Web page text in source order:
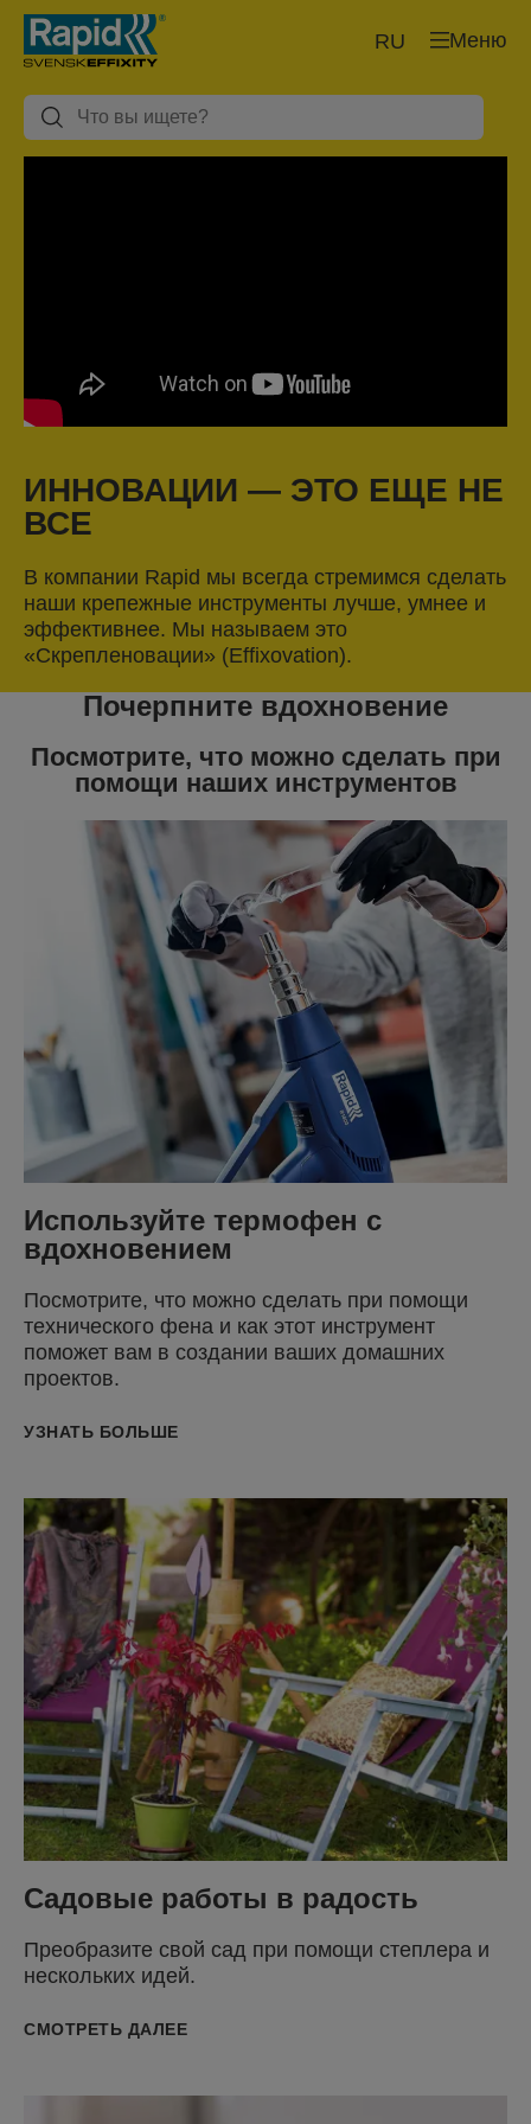
Меню
RU
ИННОВАЦИИ — ЭТО ЕЩЕ НЕ
ВСЕ
В компании Rapid мы всегда стремимся сделать
наши крепежные инструменты лучше, умнее и
эффективнее. Мы называем это
«Скрепленовации» (Effixovation).
Почерпните вдохновение
Посмотрите, что можно сделать при
помощи наших инструментов
Используйте термофен с
вдохновением
Посмотрите, что можно сделать при помощи
технического фена и как этот инструмент
поможет вам в создании ваших домашних
проектов.
УЗНАТЬ БОЛЬШЕ
Садовые работы в радость
Преобразите свой сад при помощи степлера и
нескольких идей.
СМОТРЕТЬ ДАЛЕЕ